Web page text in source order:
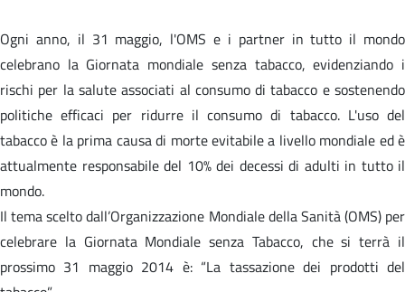
Ogni anno, il 31 maggio, l'OMS e i partner in tutto il mondo
celebrano la Giornata mondiale senza tabacco, evidenziando i
rischi per la salute associati al consumo di tabacco e sostenendo
politiche efficaci per ridurre il consumo di tabacco. L'uso del
tabacco è la prima causa di morte evitabile a livello mondiale ed è
attualmente responsabile del 10% dei decessi di adulti in tutto il
mondo.
Il tema scelto dall’Organizzazione Mondiale della Sanità (OMS) per
celebrare la Giornata Mondiale senza Tabacco, che si terrà il
prossimo 31 maggio 2014 è: “La tassazione dei prodotti del